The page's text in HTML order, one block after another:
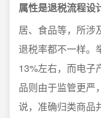
属性是退税流程设
居、食品等，所涉
退税率都不一样。
13%左右，而电子
品则由于监管更严
说，准确归类商品